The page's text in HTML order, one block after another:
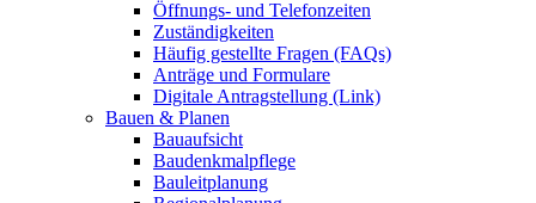
Öffnungs- und Telefonzeiten
Zuständigkeiten
Häufig gestellte Fragen (FAQs)
Anträge und Formulare
Digitale Antragstellung (Link)
Bauen & Planen
Bauaufsicht
Baudenkmalpflege
Bauleitplanung